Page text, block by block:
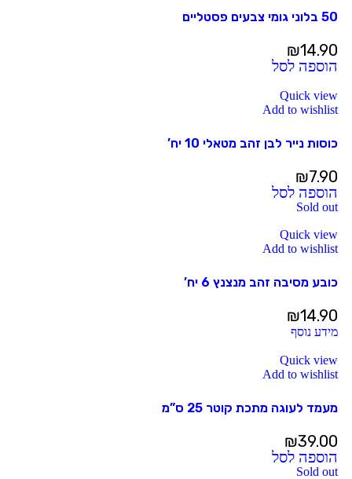
50 בלוני גומי צבעים פסטליים
₪14.90
הוספה לסל
Quick view
Add to wishlist
כוסות נייר לבן זהב מטאלי 10 יח’
₪7.90
הוספה לסל
Sold out
Quick view
Add to wishlist
כובע מסיבה זהב מנצנץ 6 יח’
₪14.90
מידע נוסף
Quick view
Add to wishlist
מעמד לעוגה מתכת קוטר 25 ס”מ
₪39.00
הוספה לסל
Sold out